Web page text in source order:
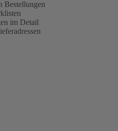
Bestellungen
im Detail